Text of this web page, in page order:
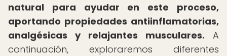
natural para ayudar en este proceso,
aportando propiedades antiinflamatorias,
analgésicas y relajantes musculares. A
continuación, exploraremos diferentes